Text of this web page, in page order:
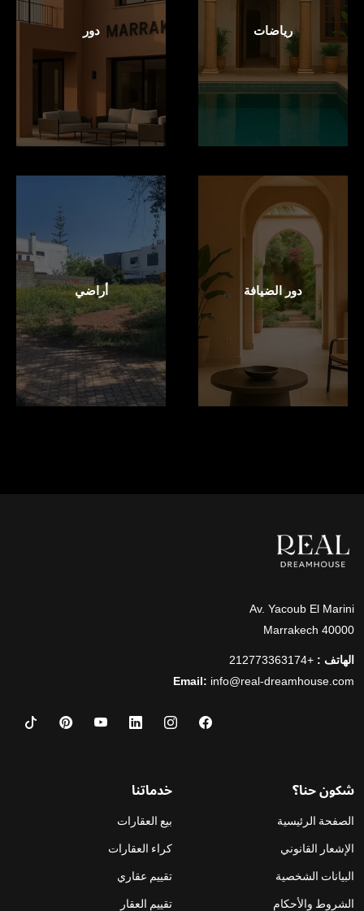
رياضات دور
دور الضيافة أراضي
Av. Yacoub El Marini
40000 Marrakech
الهاتف : +212773363174
Email: info@real-dreamhouse.com
شكون حنا؟
الصفحة الرئيسية
الإشعار القانوني
البيانات الشخصية
الشروط والأحكام
خدماتنا
بيع العقارات
كراء العقارات
تقييم عقاري
تقييم العقار